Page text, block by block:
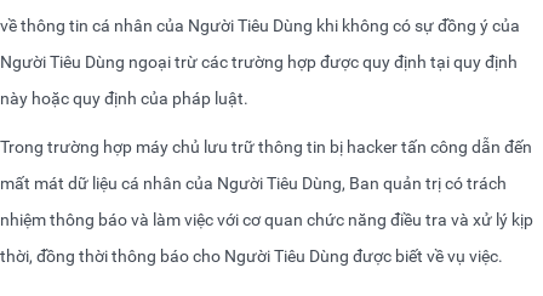
về thông tin cá nhân của Người Tiêu Dùng khi không có sự đồng ý của
Người Tiêu Dùng ngoại trừ các trường hợp được quy định tại quy định
này hoặc quy định của pháp luật.
Trong trường hợp máy chủ lưu trữ thông tin bị hacker tấn công dẫn đến
mất mát dữ liệu cá nhân của Người Tiêu Dùng, Ban quản trị có trách
nhiệm thông báo và làm việc với cơ quan chức năng điều tra và xử lý kịp
thời, đồng thời thông báo cho Người Tiêu Dùng được biết về vụ việc.